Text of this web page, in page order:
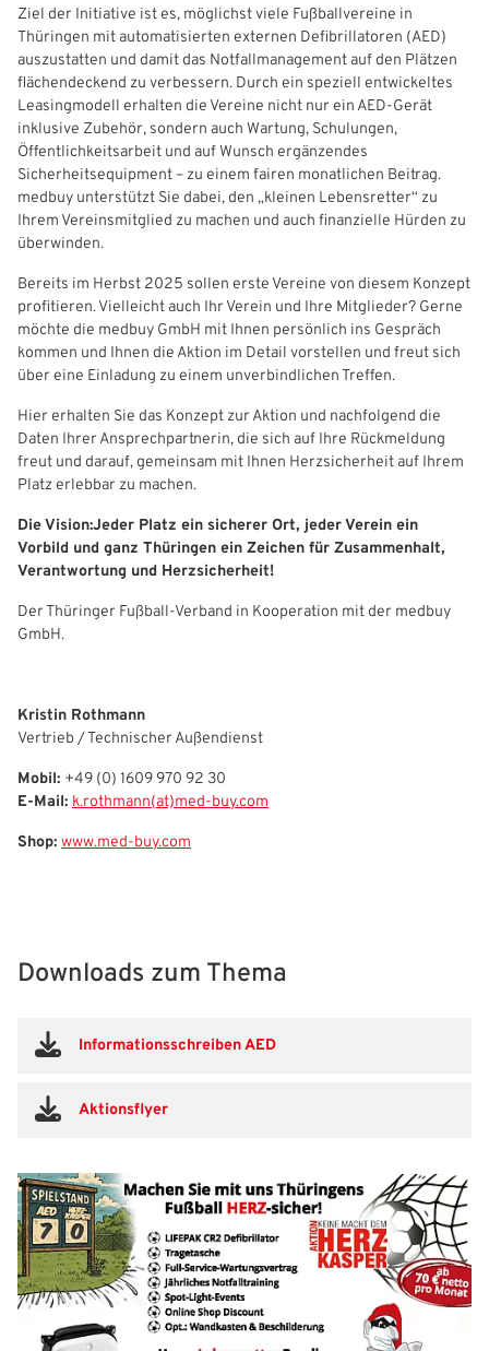
Ziel der Initiative ist es, möglichst viele Fußballvereine in
Thüringen mit automatisierten externen Defibrillatoren (AED)
auszustatten und damit das Notfallmanagement auf den Plätzen
flächendeckend zu verbessern. Durch ein speziell entwickeltes
Leasingmodell erhalten die Vereine nicht nur ein AED-Gerät
inklusive Zubehör, sondern auch Wartung, Schulungen,
Öffentlichkeitsarbeit und auf Wunsch ergänzendes
Sicherheitsequipment – zu einem fairen monatlichen Beitrag.
medbuy unterstützt Sie dabei, den „kleinen Lebensretter“ zu
Ihrem Vereinsmitglied zu machen und auch finanzielle Hürden zu
überwinden.
Bereits im Herbst 2025 sollen erste Vereine von diesem Konzept
profitieren. Vielleicht auch Ihr Verein und Ihre Mitglieder? Gerne
möchte die medbuy GmbH mit Ihnen persönlich ins Gespräch
kommen und Ihnen die Aktion im Detail vorstellen und freut sich
über eine Einladung zu einem unverbindlichen Treffen.
Hier erhalten Sie das Konzept zur Aktion und nachfolgend die
Daten Ihrer Ansprechpartnerin, die sich auf Ihre Rückmeldung
freut und darauf, gemeinsam mit Ihnen Herzsicherheit auf Ihrem
Platz erlebbar zu machen.
Die Vision:Jeder Platz ein sicherer Ort, jeder Verein ein
Vorbild und ganz Thüringen ein Zeichen für Zusammenhalt,
Verantwortung und Herzsicherheit!
Der Thüringer Fußball-Verband in Kooperation mit der medbuy
GmbH.
Kristin Rothmann
Vertrieb / Technischer Außendienst
Mobil: +49 (0) 1609 970 92 30
E-Mail: k.rothmann(at)med-buy.com
Shop: www.med-buy.com
Downloads zum Thema
Informationsschreiben AED
Aktionsflyer